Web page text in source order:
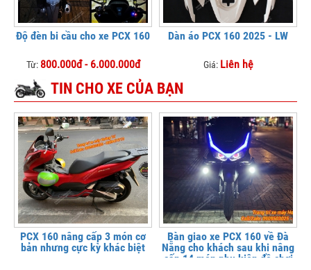
Độ đèn bi cầu cho xe PCX 160
Từ: 800.000đ - 6.000.000đ
Dàn áo PCX 160 2025 - LW
Giá: Liên hệ
TIN CHO XE CỦA BẠN
PCX 160 nâng cấp 3 món cơ
bản nhưng cực kỳ khác biệt
Bàn giao xe PCX 160 về Đà
Nẵng cho khách sau khi nâng
cấp 14 món phụ kiện đồ chơi